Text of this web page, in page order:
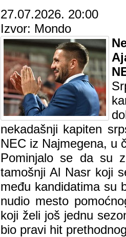
27.07.2026. 20:00
Izvor: Mondo
nekadašnji kapiten
NEC iz Najmegena, u
Pominjalo se da su
tamošnji Al Nasr koji
među kandidatima su
nudio mesto
koji želi još jednu
bio pravi hit